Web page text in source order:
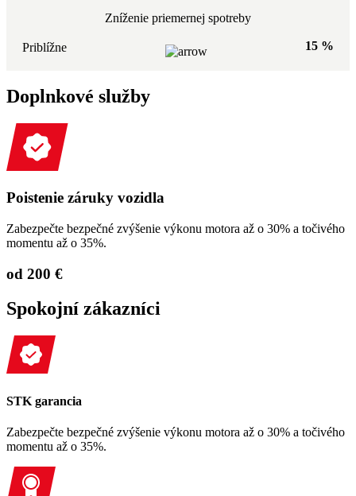
Zníženie priemernej spotreby
Priblížne 15 %
Doplnkové služby
Poistenie záruky vozidla
Zabezpečte bezpečné zvýšenie výkonu motora až o 30% a točivého
momentu až o 35%.
od 200 €
Spokojní zákazníci
STK garancia
Zabezpečte bezpečné zvýšenie výkonu motora až o 30% a točivého
momentu až o 35%.